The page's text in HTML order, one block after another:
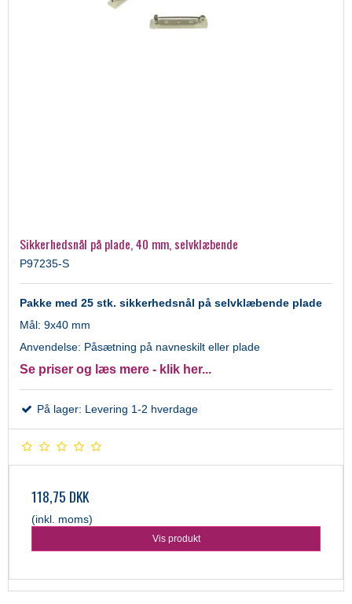
Sikkerhedsnål på plade, 40 mm, selvklæbende
P97235-S
Pakke med 25 stk. sikkerhedsnål på selvklæbende plade
Mål: 9x40 mm
Anvendelse: Påsætning på navneskilt eller plade
Se priser og læs mere - klik her...
På lager: Levering 1-2 hverdage
118,75 DKK
(inkl. moms)
Vis produkt